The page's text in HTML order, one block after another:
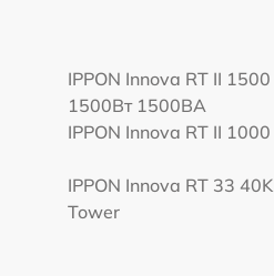
IPPON Innova RT II 1500
1500Вт 1500ВА
IPPON Innova RT II 1000
IPPON Innova RT 33 40K
Tower